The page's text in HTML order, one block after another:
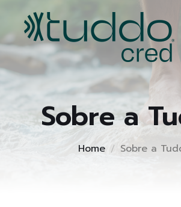
Sobre a
Home Sobre a